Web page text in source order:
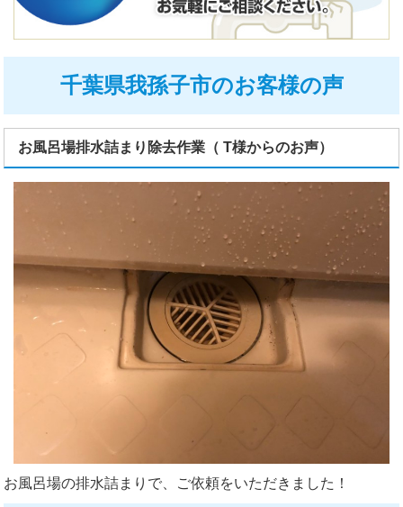
千葉県我孫子市のお客様の声
お風呂場排水詰まり除去作業（ T様からのお声）
お風呂場の排水詰まりで、ご依頼をいただきました！